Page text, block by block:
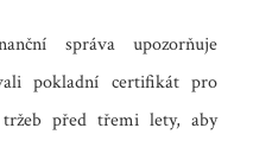
správa upozorňuje
pokladní certifikát pro
tržeb před třemi lety, aby